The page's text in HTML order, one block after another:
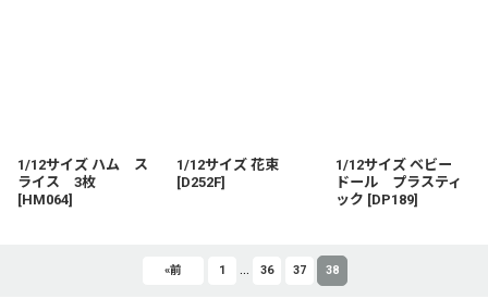
1/12サイズ ハム ス
ライス 3枚
[HM064]
1/12サイズ 花束
[D252F]
1/12サイズ ベビー
ドール プラスティ
ック [DP189]
«前 1 36 37 38